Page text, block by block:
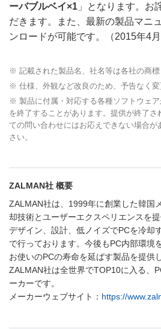
ーバブルベイ×1 」となります。お
だきます。また、最新の製品マニ
ンロードが可能です。（2015年4月
※ 記載された製品名、社名等は各社の商標
※ 仕様、外観など改良のため、予告なく変
※ 製品に付属・対応する各種ソフトウェ
を終了することがあります。提供が終了
ての問い合わせにはお応えできない場合
さい。
ZALMAN社 概要
ZALMAN社は、1999年に創業した韓国
却技術とユーザーエクスペリエンスを
デザイン、設計、低ノイズでPCを冷却
で行っております。今後もPC内部環境
お使いのPCの寿命を延ばす製品を提供
ZALMAN社は全世界でTOP10に入る、
ーカーです。
メーカーウェブサイト： https://